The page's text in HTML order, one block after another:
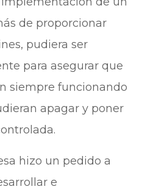
de proporcionar
pudiera ser
para asegurar que
siempre funcionando
apagar y poner
hizo un pedido a
e